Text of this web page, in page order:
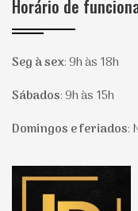
Horário de
Seg à sex:9h às 18h
Sábados:9h às 15h
Domingos e feriados:
Página inicial